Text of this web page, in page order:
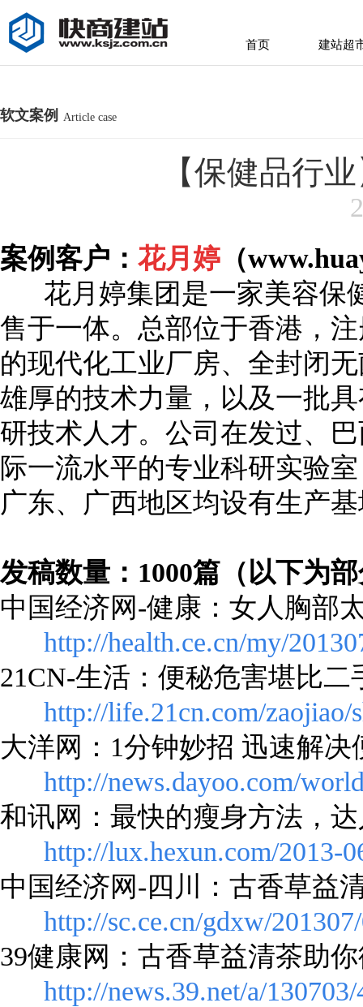
建站超
建站超
首页
首页
软文案例 Article case
【保健品行
案例客户： 花月婷 （
花月婷集团是一家美容保
售于一体。总部位于香港，
的现代化工业厂房、全封闭
雄厚的技术力量，以及一批
研技术人才。公司在发过、
际一流水平的专业科研实验
广东、广西地区均设有生产
发稿数量：1000篇（以下为
中国经济网-健康：女人胸部
http://health.ce.cn/my/
21CN-生活：便秘危害堪比二
http://life.21cn.com/zaojiao/
大洋网：1分钟妙招 迅速解决
http://news.dayoo.com/
和讯网：最快的瘦身方法，
http://lux.hexun.com/2013-
中国经济网-四川：古香草益
http://sc.ce.cn/gdxw/
39健康网：古香草益清茶助
http://news.39.net/a/